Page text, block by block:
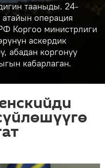
тааныды. 24-
операция
Коргоо министрлиги
аскердик
абадан коргонуу
кабарлаган.